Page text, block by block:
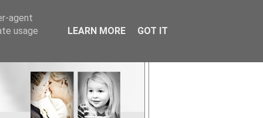
agent
usage
LEARN MORE GOT IT